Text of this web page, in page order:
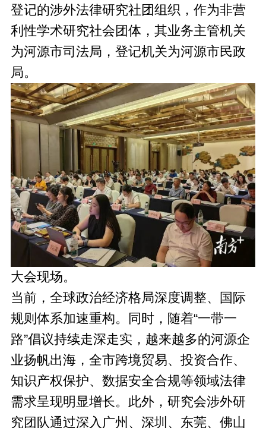
登记的涉外法律研究社团组织，作为非营
利性学术研究社会团体，其业务主管机关
为河源市司法局，登记机关为河源市民政
局。
大会现场。
当前，全球政治经济格局深度调整、国际
规则体系加速重构。同时，随着“一带一
路”倡议持续走深走实，越来越多的河源企
业扬帆出海，全市跨境贸易、投资合作、
知识产权保护、数据安全合规等领域法律
需求呈现明显增长。此外，研究会涉外研
究团队通过深入广州、深圳、东莞、佛山